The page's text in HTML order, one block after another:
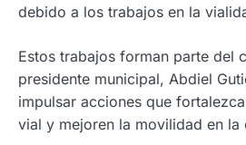
debido a los trabajos en la
Estos trabajos forman parte del
presidente municipal, Abdiel
impulsar acciones que
vial y mejoren la movilidad en la